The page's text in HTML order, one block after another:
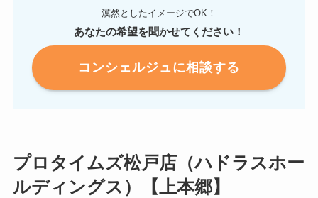
漠然としたイメージでOK！
あなたの希望を聞かせてください！
コンシェルジュに相談する
プロタイムズ松戸店（ハドラスホー
ルディングス）【上本郷】